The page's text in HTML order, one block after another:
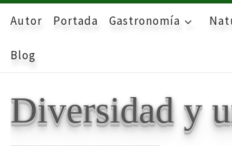
Skip to content
Autor Portada Gastronomía
Blog
Diversidad y